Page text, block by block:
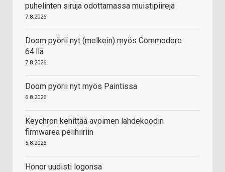
puhelinten siruja odottamassa muistipiirejä
7.8.2026
Doom pyörii nyt (melkein) myös Commodore
64:llä
7.8.2026
Doom pyörii nyt myös Paintissa
6.8.2026
Keychron kehittää avoimen lähdekoodin
firmwarea pelihiiriin
5.8.2026
Honor uudisti logonsa